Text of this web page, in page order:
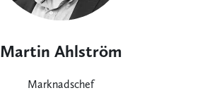
Martin Ahlström
Marknadschef